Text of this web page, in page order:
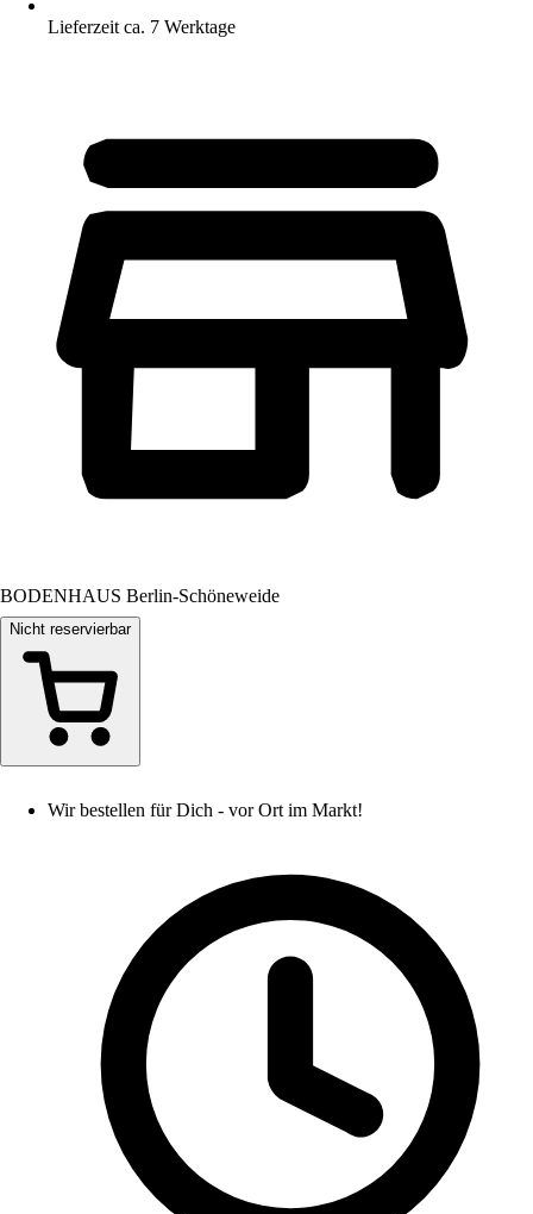
Lieferzeit ca. 7 Werktage
BODENHAUS Berlin-Schöneweide
Nicht reservierbar
Wir bestellen für Dich - vor Ort im Markt!